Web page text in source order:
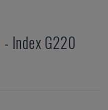
- Index G220